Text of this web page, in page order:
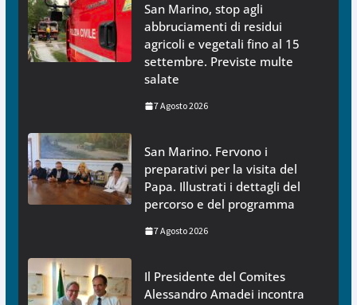
San Marino, stop agli
abbruciamenti di residui
agricoli e vegetali fino al 15
settembre. Previste multe
salate
7 Agosto 2026
San Marino. Fervono i
preparativi per la visita del
Papa. Illustrati i dettagli del
percorso e del programma
7 Agosto 2026
Il Presidente del Comites
Alessandro Amadei incontra